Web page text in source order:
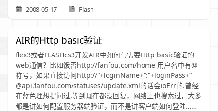
2008-05-17 Flash
AIR的Http basic验证
flex3或者FLASHcs3开发AIR中如何与需要Http basic验证的
web通信？比如饭否http://fanfou.com/home 用户名中有@
符号，如果直接访问http://“+loginName+”:”+loginPass+”
@api.fanfou.com/statuses/update.xml的话会ioErr的.曾经
在蓝色理想提问过,等到现在都没回复，网络上也搜索过，大多
都是讲如何配置服务器端验证，而不是讲客户端如何登陆……